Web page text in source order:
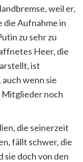
weil er,
die Aufnahme in
zu sehr zu
Heer, die
ist
wenn sie
Mitglieder noch
die seinerzeit
fällt schwer, die
sie doch von den